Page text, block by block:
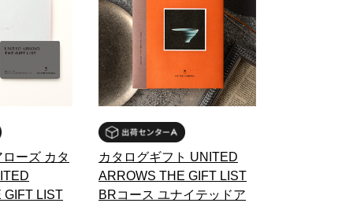
ーズ カタ
GIFT LIST
カタログギフト UNITED
ARROWS THE GIFT LIST
BRコース ユナイテッドア